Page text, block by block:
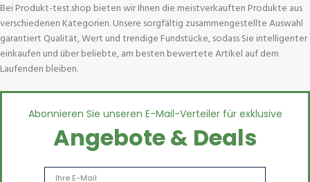
Bei Produkt-test.shop bieten wir Ihnen die meistverkauften Produkte aus
verschiedenen Kategorien. Unsere sorgfältig zusammengestellte Auswahl
garantiert Qualität, Wert und trendige Fundstücke, sodass Sie intelligenter
einkaufen und über beliebte, am besten bewertete Artikel auf dem
Laufenden bleiben.
Abonnieren Sie unseren E-Mail-Verteiler für exklusive
Angebote & Deals